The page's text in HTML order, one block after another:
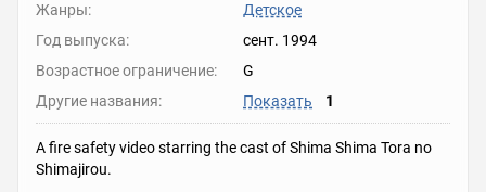
Жанры:
Детское
Год выпуска:
сент. 1994
Возрастное ограничение:
G
Другие названия:
Показать 1
A fire safety video starring the cast of Shima Shima Tora no
Shimajirou.